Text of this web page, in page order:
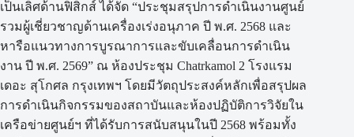
เป็นเลิศด้านฟิสิกส์ ได้จัด “ประชุมสรุปการดำเนินงานศูนย์
รวมผู้เชี่ยวชาญด้านเครื่องเร่งอนุภาค ปี พ.ศ. 2568 และ
หารือแนวทางการบูรณาการและขับเคลื่อนการดำเนิน
งาน ปี พ.ศ. 2569” ณ ห้องประชุม Chatrkamol 2 โรงแรม
เดอะ สุโกศล กรุงเทพฯ โดยมีวัตถุประสงค์หลักเพื่อสรุปผล
การดำเนินกิจกรรมของสถาบันและห้องปฏิบัติการวิจัยใน
เครือข่ายศูนย์ฯ ที่ได้รับการสนับสนุนในปี 2568 พร้อมทั้ง